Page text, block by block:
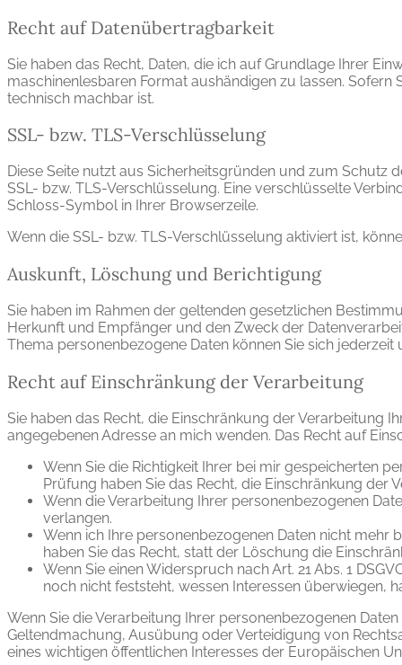
Recht auf Datenübertragbarkeit
Sie haben das Recht, Daten, die ich auf Grundlage Ihrer
maschinenlesbaren Format aushändigen zu lassen.
technisch machbar ist.
SSL- bzw. TLS-Verschlüsselung
Diese Seite nutzt aus Sicherheitsgründen und zum Schutz
SSL- bzw. TLS-Verschlüsselung. Eine verschlüsselte
Schloss-Symbol in Ihrer Browserzeile.
Wenn die SSL- bzw. TLS-Verschlüsselung aktiviert ist,
Auskunft, Löschung und Berichtigung
Sie haben im Rahmen der geltenden gesetzlichen
Herkunft und Empfänger und den Zweck der
Thema personenbezogene Daten können Sie sich
Recht auf Einschränkung der Verarbeitung
Sie haben das Recht, die Einschränkung der Verarbeitung
angegebenen Adresse an mich wenden. Das Recht auf
Wenn Sie die Richtigkeit Ihrer bei mir gespeicherten
Prüfung haben Sie das Recht, die Einschränkung der
Wenn die Verarbeitung Ihrer personenbezogenen
verlangen.
Wenn ich Ihre personenbezogenen Daten nicht
haben Sie das Recht, statt der Löschung die
Wenn Sie einen Widerspruch nach Art. 21 Abs. 1
noch nicht feststeht, wessen Interessen überwiegen,
Wenn Sie die Verarbeitung Ihrer personenbezogenen
Geltendmachung, Ausübung oder Verteidigung von
eines wichtigen öffentlichen Interesses der Europäischen